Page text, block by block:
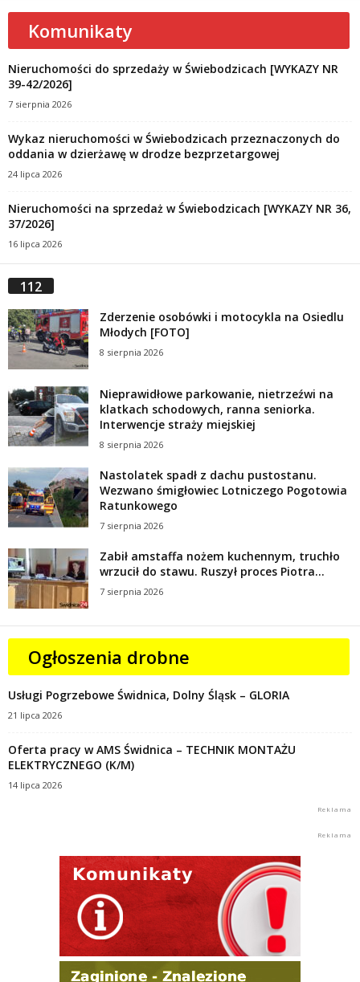
Komunikaty
Nieruchomości do sprzedaży w Świebodzicach [WYKAZY NR
39-42/2026]
7 sierpnia 2026
Wykaz nieruchomości w Świebodzicach przeznaczonych do
oddania w dzierżawę w drodze bezprzetargowej
24 lipca 2026
Nieruchomości na sprzedaż w Świebodzicach [WYKAZY NR 36,
37/2026]
16 lipca 2026
112
Zderzenie osobówki i motocykla na Osiedlu
Młodych [FOTO]
8 sierpnia 2026
Nieprawidłowe parkowanie, nietrzeźwi na
klatkach schodowych, ranna seniorka.
Interwencje straży miejskiej
8 sierpnia 2026
Nastolatek spadł z dachu pustostanu.
Wezwano śmigłowiec Lotniczego Pogotowia
Ratunkowego
7 sierpnia 2026
Zabił amstaffa nożem kuchennym, truchło
wrzucił do stawu. Ruszył proces Piotra...
7 sierpnia 2026
Ogłoszenia drobne
Usługi Pogrzebowe Świdnica, Dolny Śląsk – GLORIA
21 lipca 2026
Oferta pracy w AMS Świdnica – TECHNIK MONTAŻU
ELEKTRYCZNEGO (K/M)
14 lipca 2026